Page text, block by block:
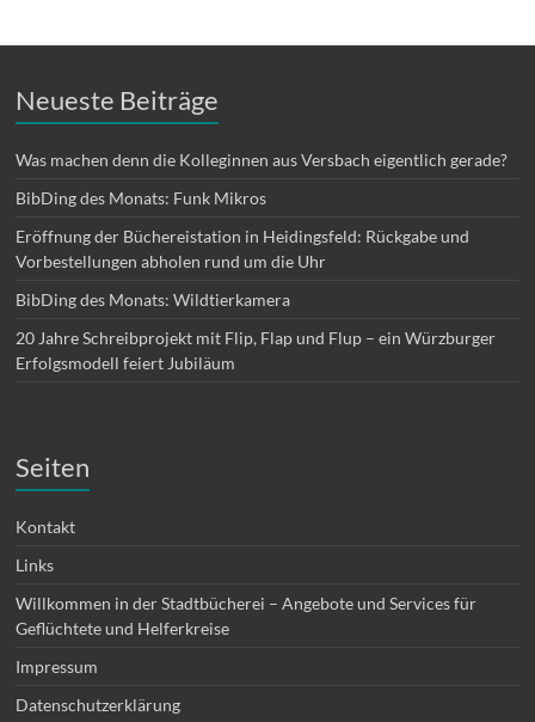
Neueste Beiträge
Was machen denn die Kolleginnen aus Versbach eigentlich gerade?
BibDing des Monats: Funk Mikros
Eröffnung der Büchereistation in Heidingsfeld: Rückgabe und
Vorbestellungen abholen rund um die Uhr
BibDing des Monats: Wildtierkamera
20 Jahre Schreibprojekt mit Flip, Flap und Flup – ein Würzburger
Erfolgsmodell feiert Jubiläum
Seiten
Kontakt
Links
Willkommen in der Stadtbücherei – Angebote und Services für
Geflüchtete und Helferkreise
Impressum
Datenschutzerklärung